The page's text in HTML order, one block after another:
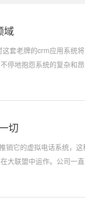
域
老牌的crm应用系统将
不停地抱怨系统的复杂
切
它的虚拟电话系统，这
大联盟中运作。公司